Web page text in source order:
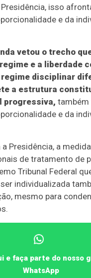
isso
e da
vetou o trecho
e a liberdade
regime disciplinar
a estrutura
progressiva, também
e da
Presidência, a
de tratamento de
Tribunal Federal
individualizada
mesmo para
e faça parte do nosso
WhatsApp